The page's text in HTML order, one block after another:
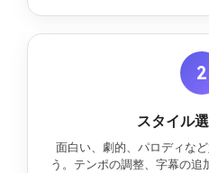
2
スタイル
面白い、劇的、パロディな
う。テンポの調整、字幕の追